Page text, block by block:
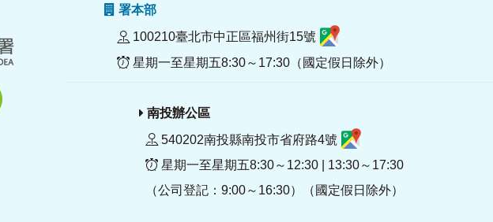
署本部
100210臺北市中正區福州街15號
星期一至星期五8:30～17:30（國定假日除外）
南投辦公區
540202南投縣南投市省府路4號
星期一至星期五8:30～12:30 | 13:30～17:30
（公司登記：9:00～16:30）（國定假日除外）